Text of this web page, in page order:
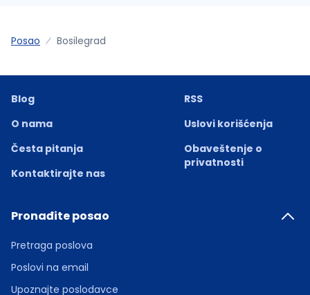
Posao Bosilegrad
Blog
O nama
Česta pitanja
Kontaktirajte nas
RSS
Uslovi korišćenja
Obaveštenje o
privatnosti
Pronađite posao
Pretraga poslova
Poslovi na email
Upoznajte poslodavce